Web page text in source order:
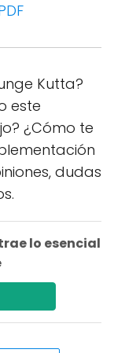
Kutta?
este
¿Cómo te
dudas
lo esencial